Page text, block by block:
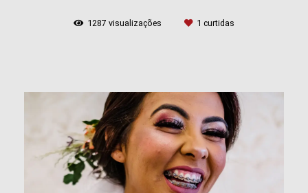
1287 visualizações 1 curtidas